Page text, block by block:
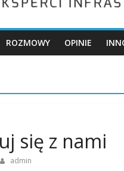
ROZMOWY OPINIE
się z nami
admin